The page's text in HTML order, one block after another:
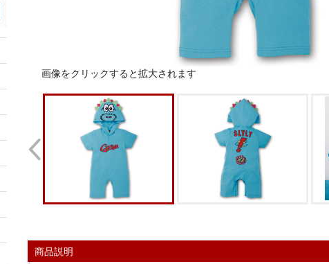
画像をクリックすると拡大されます
商品説明